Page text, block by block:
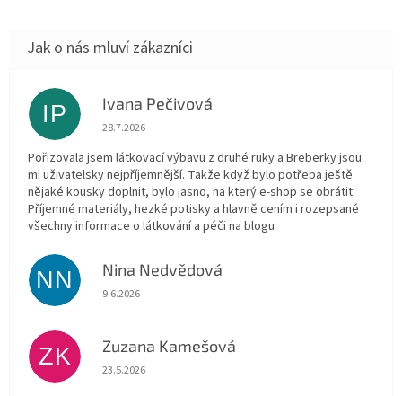
IP Ivana Pečivová
Hodnocení obchodu je 5 z 5 hvězdiček.
28.7.2026
Pořizovala jsem látkovací výbavu z druhé ruky a Breberky jsou
mi uživatelsky nejpříjemnější. Takže když bylo potřeba ještě
nějaké kousky doplnit, bylo jasno, na který e-shop se obrátit.
Příjemné materiály, hezké potisky a hlavně cením i rozepsané
všechny informace o látkování a péči na blogu
NN Nina Nedvědová
Hodnocení obchodu je 5 z 5 hvězdiček.
9.6.2026
ZK Zuzana Kamešová
Hodnocení obchodu je 5 z 5 hvězdiček.
23.5.2026